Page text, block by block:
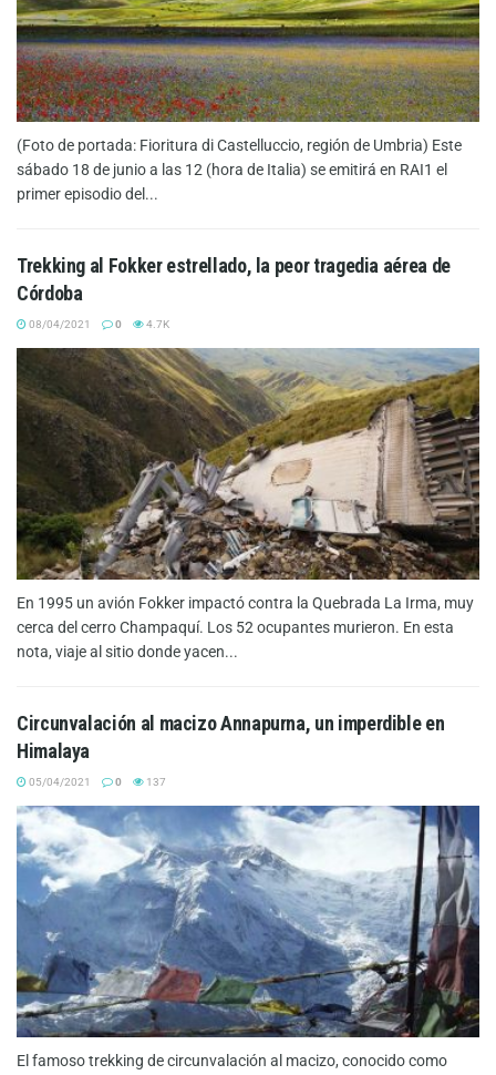
(Foto de portada: Fioritura di Castelluccio, región de Umbria) Este
sábado 18 de junio a las 12 (hora de Italia) se emitirá en RAI1 el
primer episodio del...
Trekking al Fokker estrellado, la peor tragedia aérea de
Córdoba
08/04/2021 0 4.7K
En 1995 un avión Fokker impactó contra la Quebrada La Irma, muy
cerca del cerro Champaquí. Los 52 ocupantes murieron. En esta
nota, viaje al sitio donde yacen...
Circunvalación al macizo Annapurna, un imperdible en
Himalaya
05/04/2021 0 137
El famoso trekking de circunvalación al macizo, conocido como